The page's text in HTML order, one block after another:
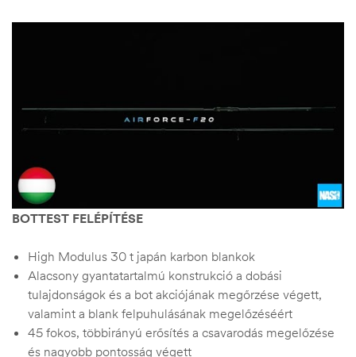
BOTTEST FELÉPÍTÉSE
High Modulus 30 t japán karbon blankok
Alacsony gyantatartalmú konstrukció a dobási
tulajdonságok és a bot akciójának megőrzése végett,
valamint a blank felpuhulásának megelőzéséért
45 fokos, többirányú erősítés a csavarodás megelőzése
és nagyobb pontosság végett